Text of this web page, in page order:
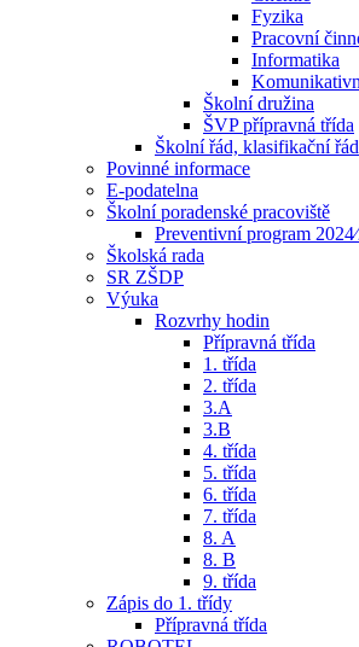
Fyzika
Pracovní
Informatika
Školní družina
ŠVP přípravná třída
Školní řád, klasifikační řád
Povinné informace
E-podatelna
Školní poradenské pracoviště
Preventivní program
Školská rada
SR ZŠDP
Výuka
Rozvrhy hodin
Přípravná třída
1. třída
2. třída
3.A
3.B
4. třída
5. třída
6. třída
7. třída
8. A
8. B
9. třída
Zápis do 1. třídy
Přípravná třída